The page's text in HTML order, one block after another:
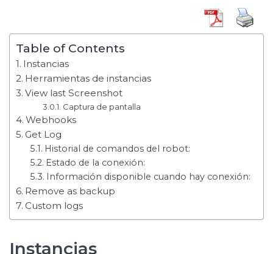
Table of Contents
Instancias
Herramientas de instancias
View last Screenshot
Captura de pantalla
Webhooks
Get Log
Historial de comandos del robot:
Estado de la conexión:
Información disponible cuando hay conexión:
Remove as backup
Custom logs
Instancias